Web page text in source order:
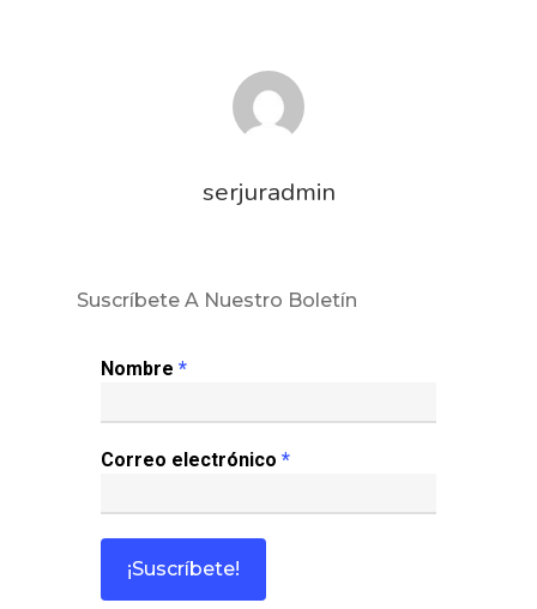
serjuradmin
Suscríbete A Nuestro Boletín
Nombre *
Correo electrónico *